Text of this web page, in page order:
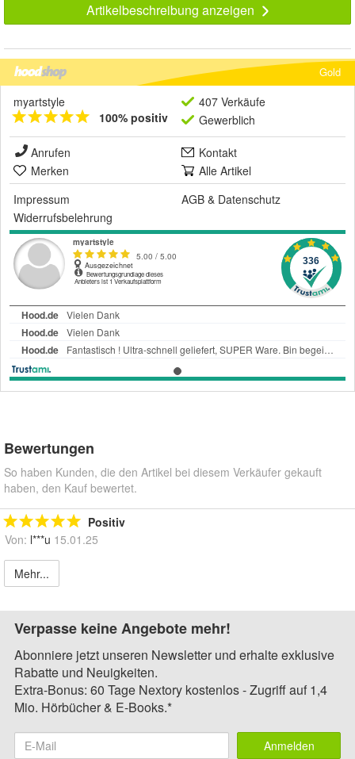
Artikelbeschreibung anzeigen
Gold
myartstyle
100% positiv
407 Verkäufe
Gewerblich
Anrufen
Kontakt
Merken
Alle Artikel
Impressum
AGB & Datenschutz
Widerrufsbelehrung
Bewertungen
So haben Kunden, die den Artikel bei diesem Verkäufer gekauft
haben, den Kauf bewertet.
Positiv
Von: l***u 15.01.25
Mehr...
Verpasse keine Angebote mehr!
Abonniere jetzt unseren Newsletter und erhalte exklusive
Rabatte und Neuigkeiten.
Extra-Bonus: 60 Tage Nextory kostenlos - Zugriff auf 1,4
Mio. Hörbücher & E-Books.*
Anmelden